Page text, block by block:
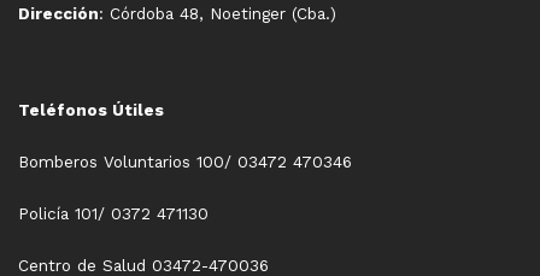
Dirección: Córdoba 48, Noetinger (Cba.)
Teléfonos Útiles
Bomberos Voluntarios 100/ 03472 470346
Policía 101/ 0372 471130
Centro de Salud 03472-470036